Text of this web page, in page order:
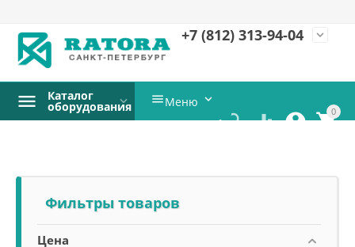
+7 (812) 313-94-04 expand_more
0


 
Каталог
оборудования Меню 
Фильтры товаров
Цена